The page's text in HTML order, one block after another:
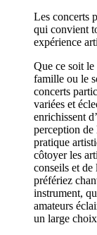
Les concerts
qui convient
expérience
Que ce soit le
famille ou le
concerts
variées et
enrichissent
perception de
pratique
côtoyer les
conseils et de
préfériez
instrument,
amateurs
un large